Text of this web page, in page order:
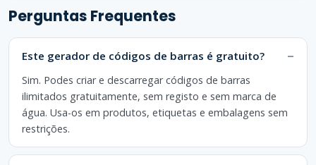
Perguntas Frequentes
Este gerador de códigos de barras é gratuito?
Sim. Podes criar e descarregar códigos de barras
ilimitados gratuitamente, sem registo e sem marca de
água. Usa-os em produtos, etiquetas e embalagens sem
restrições.